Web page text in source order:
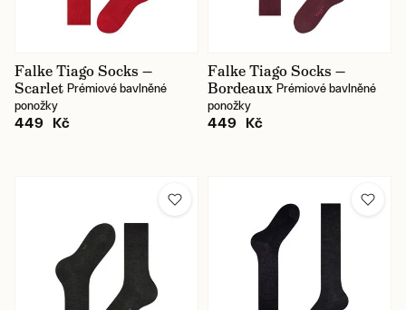
Falke Tiago Socks —
Scarlet Prémiové bavlněné
ponožky
449 Kč
Falke Tiago Socks —
Bordeaux Prémiové bavlněné
ponožky
449 Kč